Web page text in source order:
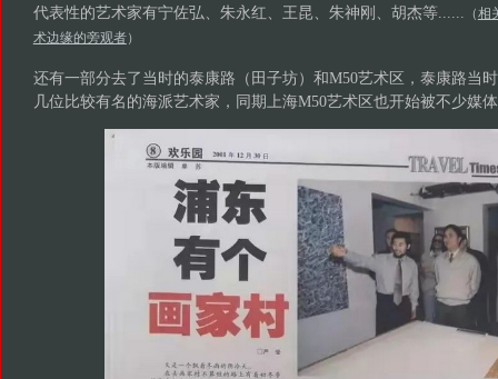
代表性的艺术家有宁佐弘、朱永红、王昆、朱神刚、胡杰等...... （相
术边缘的旁观者）
还有一部分去了当时的泰康路（田子坊）和M50艺术区，泰康路当
几位比较有名的海派艺术家，同期上海M50艺术区也开始被不少媒